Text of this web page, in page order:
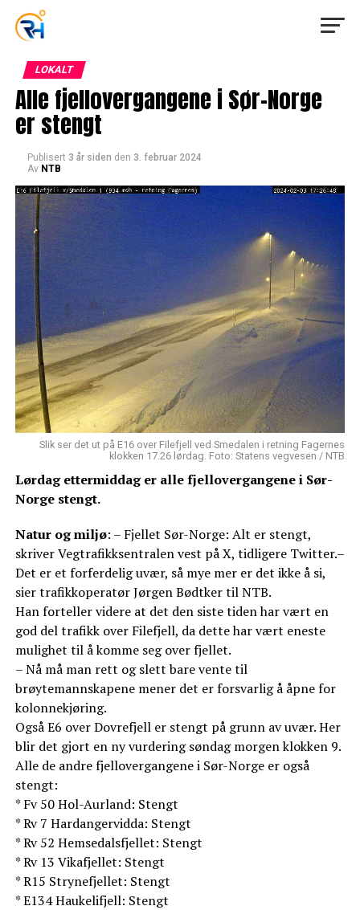
LOKALT
Alle fjellovergangene i Sør-Norge
er stengt
Publisert 3 år siden den 3. februar 2024
Av NTB
Slik ser det ut på E16 over Filefjell ved Smedalen i retning Fagernes
klokken 17.26 lørdag. Foto: Statens vegvesen / NTB
Lørdag ettermiddag er alle fjellovergangene i Sør-
Norge stengt.
Natur og miljø: – Fjellet Sør-Norge: Alt er stengt,
skriver Vegtrafikksentralen vest på X, tidligere Twitter.–
Det er et forferdelig uvær, så mye mer er det ikke å si,
sier trafikkoperatør Jørgen Bødtker til NTB.
Han forteller videre at det den siste tiden har vært en
god del trafikk over Filefjell, da dette har vært eneste
mulighet til å komme seg over fjellet.
– Nå må man rett og slett bare vente til
brøytemannskapene mener det er forsvarlig å åpne for
kolonnekjøring.
Også E6 over Dovrefjell er stengt på grunn av uvær. Her
blir det gjort en ny vurdering søndag morgen klokken 9.
Alle de andre fjellovergangene i Sør-Norge er også
stengt:
* Fv 50 Hol-Aurland: Stengt
* Rv 7 Hardangervidda: Stengt
* Rv 52 Hemsedalsfjellet: Stengt
* Rv 13 Vikafjellet: Stengt
* R15 Strynefjellet: Stengt
* E134 Haukelifjell: Stengt